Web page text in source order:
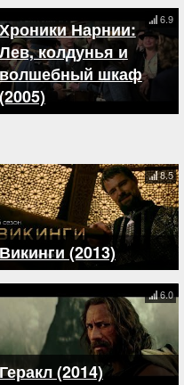
Нарнии:
Лев, колдунья и
волшебный шкаф
(2005)
6.9
Викинги (2013)
8.5
(2014)
6.0